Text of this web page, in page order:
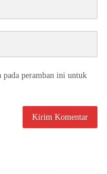
pada peramban ini untuk